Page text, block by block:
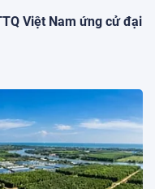
Việt Nam ứng cử đại